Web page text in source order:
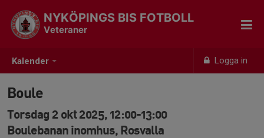
Kalender Logga in
NYKÖPINGS BIS FOTBOLL
Veteraner
Boule
Torsdag 2 okt 2025, 12:00-13:00
Boulebanan inomhus, Rosvalla